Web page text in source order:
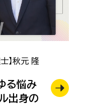
】秋元 隆
る悩み
出身の